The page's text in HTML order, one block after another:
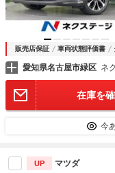
販売店保証 車両状態評価書
愛知県名古屋市緑区 ネ
在庫を
今
UP マツダ